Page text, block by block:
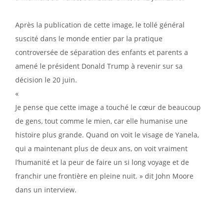
Après la publication de cette image, le tollé général
suscité dans le monde entier par la pratique
controversée de séparation des enfants et parents a
amené le président Donald Trump à revenir sur sa
décision le 20 juin.
«
Je pense que cette image a touché le cœur de beaucoup
de gens, tout comme le mien, car elle humanise une
histoire plus grande. Quand on voit le visage de Yanela,
qui a maintenant plus de deux ans, on voit vraiment
l’humanité et la peur de faire un si long voyage et de
franchir une frontière en pleine nuit. » dit John Moore
dans un interview.